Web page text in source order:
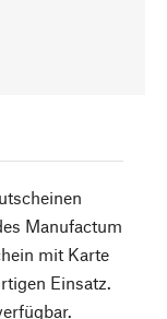
Manufactum
mit Karte
Einsatz.